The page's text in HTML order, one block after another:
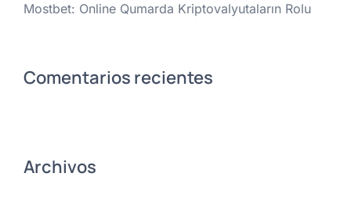
Mostbet: Online Qumarda Kriptovalyutaların Rolu
Comentarios recientes
Archivos